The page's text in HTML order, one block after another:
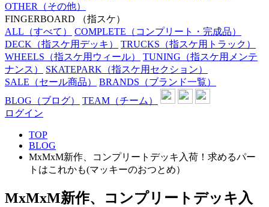
OTHER （その他）
FINGERBOARD
（指スケ）
ALL （すべて） COMPLETE （コンプリート・完成品）
DECK （指スケ用デッキ） TRUCKS （指スケ用トラック）
WHEELS （指スケ用ウィール） TUNING （指スケ用メンテ
ナンス）
SKATEPARK （指スケ用セクション）
SALE （セール商品） BRANDS （ブランド一覧）
BLOG （ブログ） TEAM （チーム）
ログイン
TOP
BLOG
MxMxM新作、コンプリートデッキ入荷！求めるパー
トはこれかも(マッキーのおつとめ）
MxMxM新作、コンプリートデッキ入